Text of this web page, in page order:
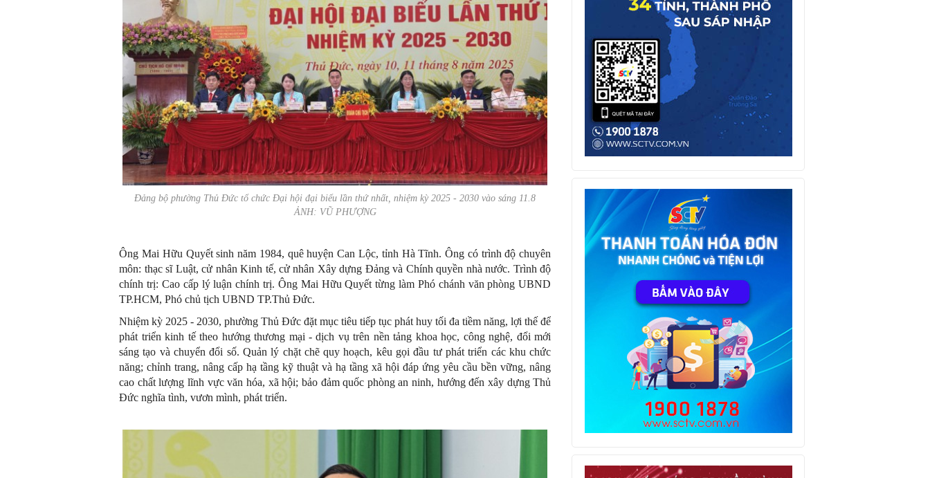
Đảng bộ phường Thủ Đức tổ chức Đại hội đại biểu lần thứ nhất, nhiệm kỳ 2025 - 2030 vào sáng 11.8
ẢNH: VŨ PHƯỢNG
Ông Mai Hữu Quyết sinh năm 1984, quê huyện Can Lộc, tỉnh Hà Tĩnh. Ông có trình độ chuyên
môn: thạc sĩ Luật, cử nhân Kinh tế, cử nhân Xây dựng Đảng và Chính quyền nhà nước. Trình độ
chính trị: Cao cấp lý luận chính trị. Ông Mai Hữu Quyết từng làm Phó chánh văn phòng UBND
TP.HCM, Phó chủ tịch UBND TP.Thủ Đức.
Nhiệm kỳ 2025 - 2030, phường Thủ Đức đặt mục tiêu tiếp tục phát huy tối đa tiềm năng, lợi thế để
phát triển kinh tế theo hướng thương mại - dịch vụ trên nền tảng khoa học, công nghệ, đổi mới
sáng tạo và chuyển đổi số. Quản lý chặt chẽ quy hoạch, kêu gọi đầu tư phát triển các khu chức
năng; chỉnh trang, nâng cấp hạ tầng kỹ thuật và hạ tầng xã hội đáp ứng yêu cầu bền vững, nâng
cao chất lượng lĩnh vực văn hóa, xã hội; bảo đảm quốc phòng an ninh, hướng đến xây dựng Thủ
Đức nghĩa tình, vươn mình, phát triển.